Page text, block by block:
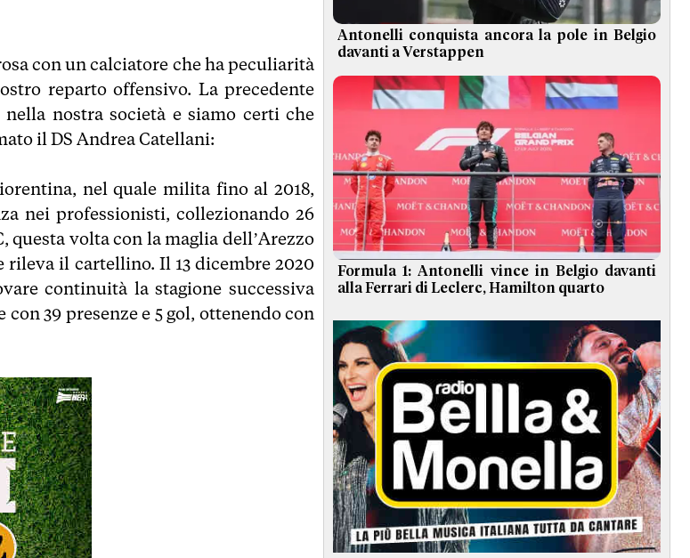
con un calciatore che ha peculiarità
reparto offensivo. La precedente
nostra società e siamo certi che
il DS Andrea Catellani:
nel quale milita fino al 2018,
nei professionisti, collezionando 26
questa volta con la maglia dell’Arezzo
rileva il cartellino. Il 13 dicembre 2020
continuità la stagione successiva
39 presenze e 5 gol, ottenendo con
Antonelli conquista ancora la pole in Belgio
davanti a Verstappen
Formula 1: Antonelli vince in Belgio davanti
alla Ferrari di Leclerc, Hamilton quarto